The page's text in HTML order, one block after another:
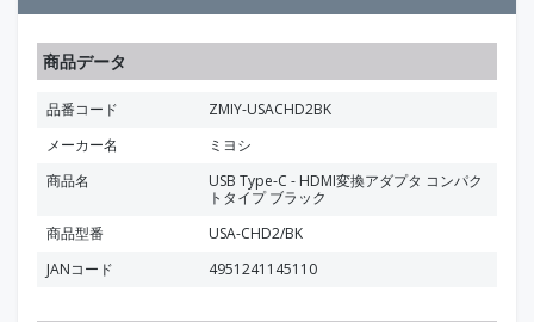
商品データ
品番コード
ZMIY-USACHD2BK
メーカー名
ミヨシ
商品名
USB Type-C - HDMI変換アダプタ コンパク
トタイプ ブラック
商品型番
USA-CHD2/BK
JANコード
4951241145110